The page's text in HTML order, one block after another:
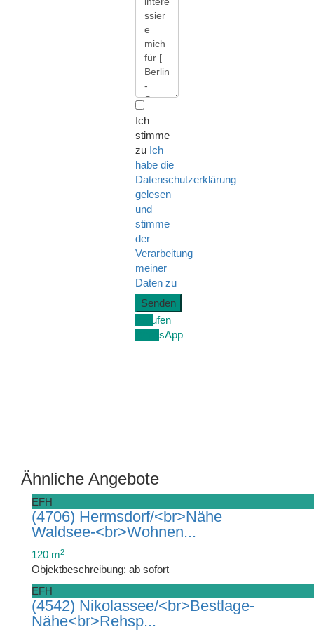
Ich
stimme
zu Ich
habe die
Datenschutzerklärung
gelesen
und
stimme
der
Verarbeitung
meiner
Daten zu
Anrufen
WhatsApp
Ähnliche Angebote
EFH
(4706) Hermsdorf/<br>Nähe
Waldsee-<br>Wohnen...
120 m2
Objektbeschreibung: ab sofort
EFH
(4542) Nikolassee/<br>Bestlage-
Nähe<br>Rehsp...